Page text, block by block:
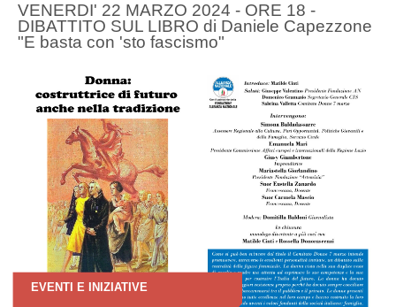
VENERDI' 22 MARZO 2024 - ORE 18 -
DIBATTITO SUL LIBRO di Daniele Capezzone
"E basta con 'sto fascismo"
EVENTI E INIZIATIVE